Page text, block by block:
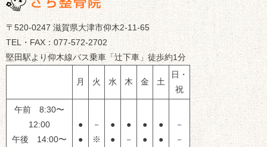
〒520-0247 滋賀県大津市仰木2-11-65
TEL・FAX：077-572-2702
堅田駅より仰木線バス乗車「辻下車」徒歩約1分
月 火 水 木 金 土
日・
祝
午前 8:30〜
12:00
午後 14:00〜
●
●
－
※
●
●
●
－
●
●
●
●
－
－